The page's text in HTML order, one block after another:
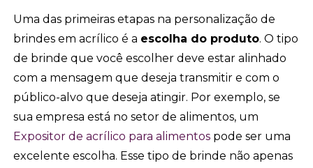
Uma das primeiras etapas na personalização de
brindes em acrílico é a escolha do produto. O tipo
de brinde que você escolher deve estar alinhado
com a mensagem que deseja transmitir e com o
público-alvo que deseja atingir. Por exemplo, se
sua empresa está no setor de alimentos, um
Expositor de acrílico para alimentos pode ser uma
excelente escolha. Esse tipo de brinde não apenas